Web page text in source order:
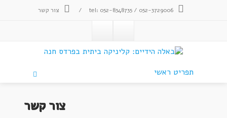
tel: 052-8348735 / 052-3729006
/ צור קשר
תפריט ראשי
צור קשר